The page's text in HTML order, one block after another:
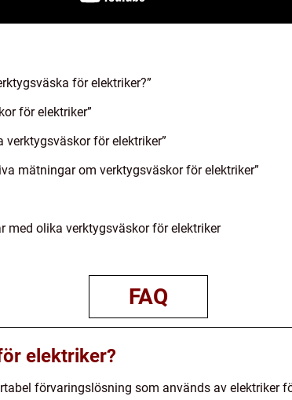
för elektriker?”
för elektriker”
för elektriker”
mätningar om verktygsväskor för elektriker”
med olika verktygsväskor för elektriker
FAQ
elektriker?
förvaringslösning som används av elektriker